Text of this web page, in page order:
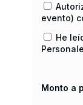
evento)
He
Monto a